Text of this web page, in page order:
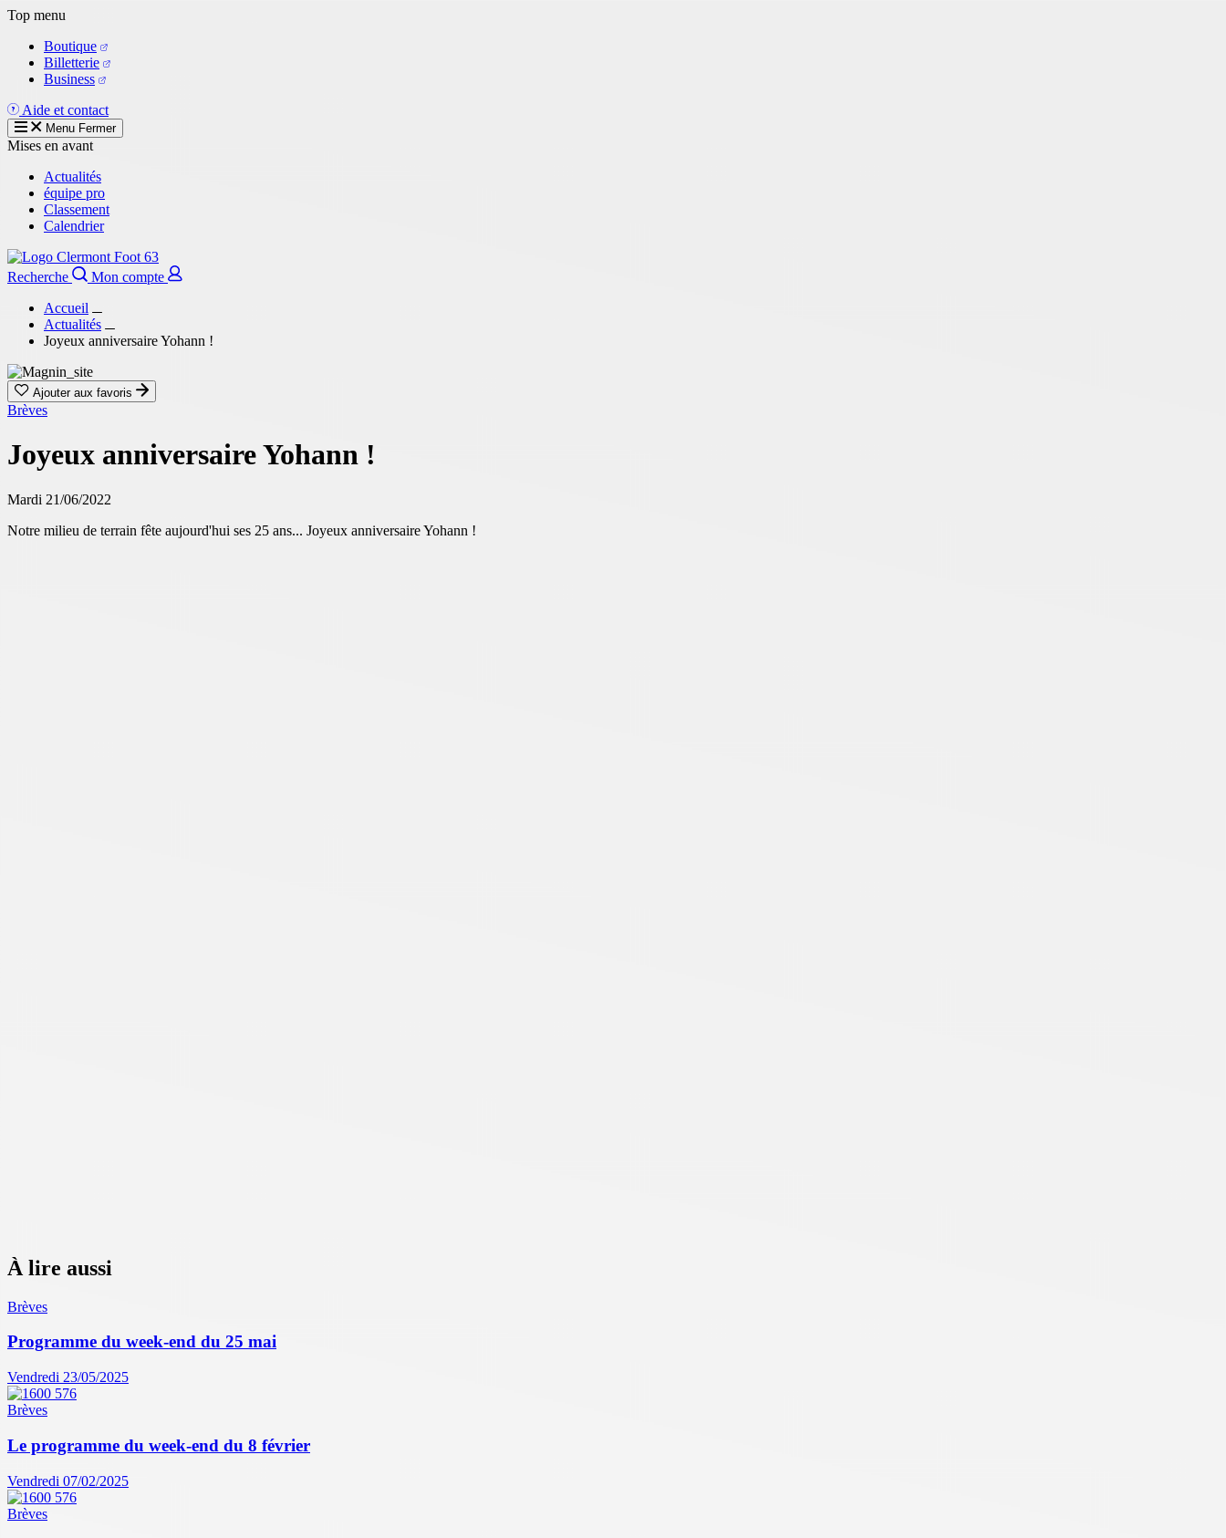
Aller
contenu
principal
Top menu
Boutique
Billetterie
Business
Aide et contact
Menu Fermer
Mises en avant
Actualités
équipe pro
Classement
Calendrier
Recherche
Mon compte
Accueil
Actualités
Joyeux anniversaire Yohann !
Ajouter aux favoris
Brèves
Joyeux anniversaire Yohann !
Mardi 21/06/2022
Notre milieu de terrain fête aujourd'hui ses 25 ans... Joyeux anniversaire Yohann !
À lire aussi
Brèves
Programme du week-end du 25 mai
Vendredi 23/05/2025
Brèves
Le programme du week-end du 8 février
Vendredi 07/02/2025
Brèves